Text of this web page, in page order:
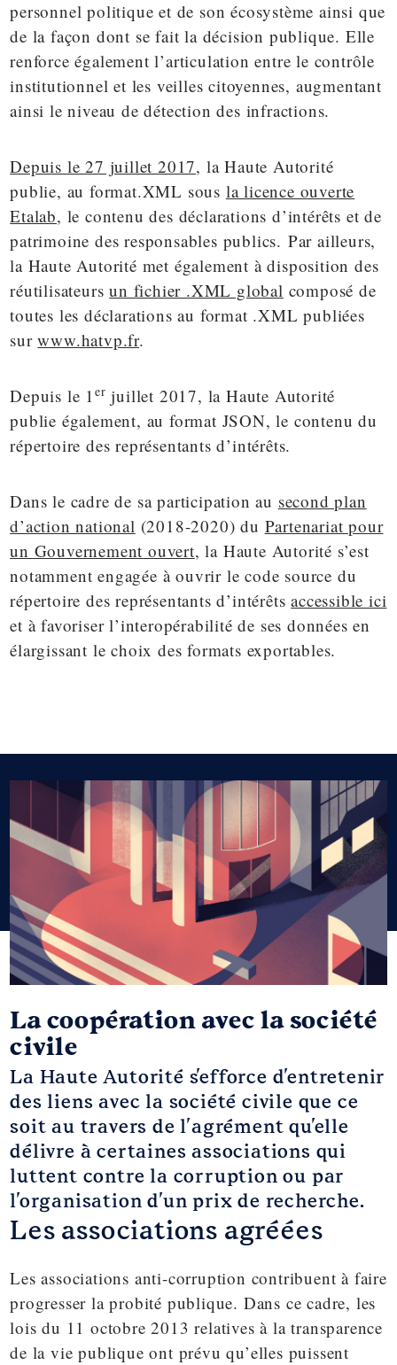
personnel politique et de son écosystème ainsi que
de la façon dont se fait la décision publique. Elle
renforce également l’articulation entre le contrôle
institutionnel et les veilles citoyennes, augmentant
ainsi le niveau de détection des infractions.
Depuis le 27 juillet 2017, la Haute Autorité
publie, au format.XML sous la licence ouverte
Etalab, le contenu des déclarations d’intérêts et de
patrimoine des responsables publics. Par ailleurs,
la Haute Autorité met également à disposition des
réutilisateursun fichier .XML global composé de
toutes les déclarations au format .XML publiées
surwww.hatvp.fr.
Depuis le 1er juillet 2017, la Haute Autorité
publie également, au format JSON, le contenu du
répertoire des représentants d’intérêts.
Dans le cadre de sa participation au second plan
d’action national (2018-2020) du Partenariat pour
un Gouvernement ouvert, la Haute Autorité s’est
notamment engagée à ouvrir le code source du
répertoire des représentants d’intérêtsaccessible ici
et à favoriser l’interopérabilité de ses données en
élargissant le choix des formats exportables.
La coopération avec la société
civile
La Haute Autorité s'efforce d'entretenir
des liens avec la société civile que ce
soit au travers de l'agrément qu'elle
délivre à certaines associations qui
luttent contre la corruption ou par
l'organisation d'un prix de recherche.
Les associations agréées
Les associations anti-corruption contribuent à faire
progresser la probité publique. Dans ce cadre, les
lois du 11 octobre 2013 relatives à la transparence
de la vie publique ont prévu qu’elles puissent